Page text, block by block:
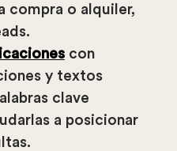
compra o alquiler,
con
y textos
clave
a posicionar